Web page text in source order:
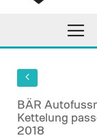
BÄR
Kettelung
2018